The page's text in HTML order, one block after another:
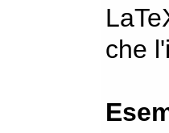
che